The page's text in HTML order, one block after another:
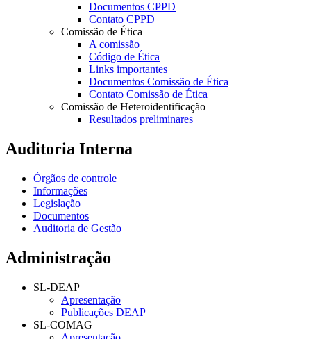
Documentos CPPD
Contato CPPD
Comissão de Ética
A comissão
Código de Ética
Links importantes
Documentos Comissão de Ética
Contato Comissão de Ética
Comissão de Heteroidentificação
Resultados preliminares
Auditoria Interna
Órgãos de controle
Informações
Legislação
Documentos
Auditoria de Gestão
Administração
SL-DEAP
Apresentação
Publicações DEAP
SL-COMAG